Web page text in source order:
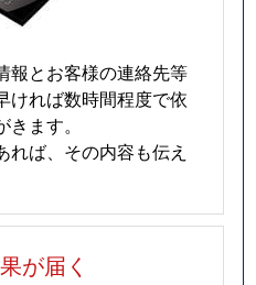
報とお客様の連絡先等
ければ数時間程度で依
ます。
れば、その内容も伝え
が届く